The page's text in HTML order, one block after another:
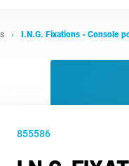
I.N.G. Fixations - Console
855586